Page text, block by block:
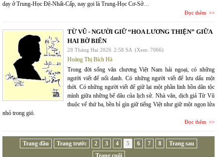
dạy ở Trung-Học Đệ-Nhất-Cấp, nay gọi là Trung-Học Cơ-Sở…
Đọc thêm
TỪ VŨ - NGƯỜI GIỮ “HOA LƯƠNG THIỆN” GIỮA
HAI BỜ BIỂN
28 Tháng Hai 2026 2:58 SA (Xem: 7066)
Hoàng Thị Bích Hà
Trong đời sống văn chương Việt Nam hải ngoại, có những
người viết để nổi danh. Có những người viết để lưu dấu một
thời. Có những người viết để giữ lại một phần linh hồn dân tộc
mình giữa những bể dâu của lịch sử. Nhà văn, dịch giả Từ Vũ
thuộc vế thứ ba, bền bỉ gìn giữ tiếng Việt như giữ một ngọn lửa
nhỏ trong gió.
Đọc thêm
Trang đầu Trang trước 2 3 4 5 6 7 8
Trang sau
Trang cuối